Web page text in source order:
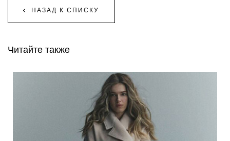
НАЗАД К СПИСКУ
Читайте также